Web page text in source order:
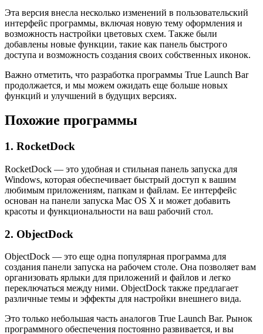
Эта версия внесла несколько изменений в пользовательский
интерфейс программы, включая новую тему оформления и
возможность настройки цветовых схем. Также были
добавлены новые функции, такие как панель быстрого
доступа и возможность создания своих собственных иконок.
Важно отметить, что разработка программы True Launch Bar
продолжается, и мы можем ожидать еще больше новых
функций и улучшений в будущих версиях.
Похожие программы
1. RocketDock
RocketDock — это удобная и стильная панель запуска для
Windows, которая обеспечивает быстрый доступ к вашим
любимым приложениям, папкам и файлам. Ее интерфейс
основан на панели запуска Mac OS X и может добавить
красоты и функциональности на ваш рабочий стол.
2. ObjectDock
ObjectDock — это еще одна популярная программа для
создания панели запуска на рабочем столе. Она позволяет вам
организовать ярлыки для приложений и файлов и легко
переключаться между ними. ObjectDock также предлагает
различные темы и эффекты для настройки внешнего вида.
Это только небольшая часть аналогов True Launch Bar. Рынок
программного обеспечения постоянно развивается, и вы